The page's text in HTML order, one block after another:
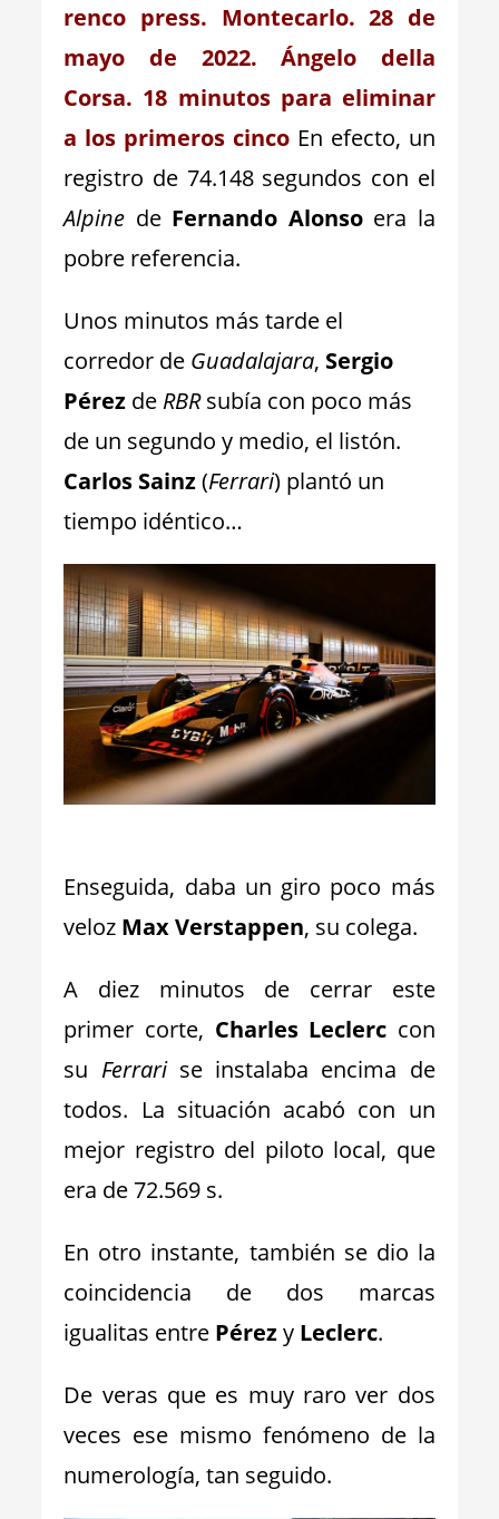
renco press. Montecarlo. 28 de
mayo de 2022. Ángelo della
Corsa. 18 minutos para eliminar
a los primeros cinco En efecto, un
registro de 74.148 segundos con el
Alpine de Fernando Alonsoera la
pobre referencia.
Unos minutos más tarde el
corredor de Guadalajara, Sergio
Pérez de RBRsubía con poco más
de un segundo y medio, el listón.
Carlos Sainz(Ferrari) plantó un
tiempo idéntico…
Enseguida, daba un giro poco más
veloz Max Verstappen, su colega.
A diez minutos de cerrar este
primer corte, Charles Leclerc con
su Ferrarise instalaba encima de
todos. La situación acabó con un
mejor registro del piloto local, que
era de 72.569 s.
En otro instante, también se dio la
coincidencia de dos marcas
igualitas entre Pérezy Leclerc.
De veras que es muy raro ver dos
veces ese mismo fenómeno de la
numerología, tan seguido.